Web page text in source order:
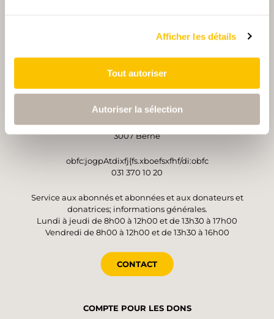
Afficher les détails
Tout autoriser
Autoriser la sélection
OPÉRATEUR
Suisse Rando
Monbijoustrasse 61
3007 Berne
obfc:jogpAtdixfj{fs.xboefsxfhf/di:obfc
031 370 10 20
Service aux abonnés et abonnées et aux donateurs et
donatrices; informations générales.
Lundi à jeudi de 8h00 à 12h00 et de 13h30 à 17h00
Vendredi de 8h00 à 12h00 et de 13h30 à 16h00
CONTACT
COMPTE POUR LES DONS